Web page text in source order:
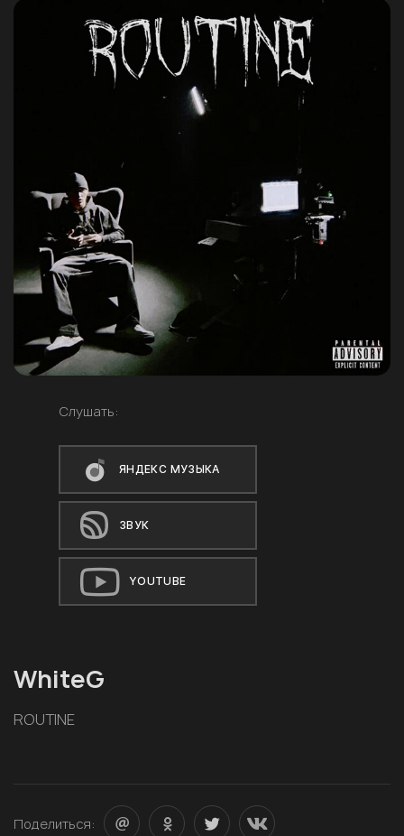
Слушать:
ЯНДЕКС МУЗЫКА
ЗВУК
YOUTUBE
WhiteG
ROUTINE
Поделиться: